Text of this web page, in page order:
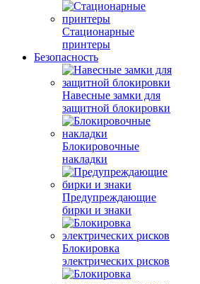
Стационарные
принтеры
Безопасность
Навесные замки для
защитной блокировки
Блокировочные
накладки
Предупреждающие
бирки и знаки
Блокировка
электрических рисков